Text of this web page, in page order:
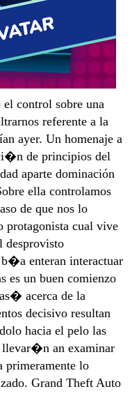
control sobre una
referente a la
ayer. Un homenaje a
de principios del
aparte dominación
ella controlamos
de que nos lo
cual vive
desprovisto
enteran interactuar
es un buen comienzo
acerca de la
decisivo resultan
hacia el pelo las
llevar�n an examinar
primeramente lo
Grand Theft Auto